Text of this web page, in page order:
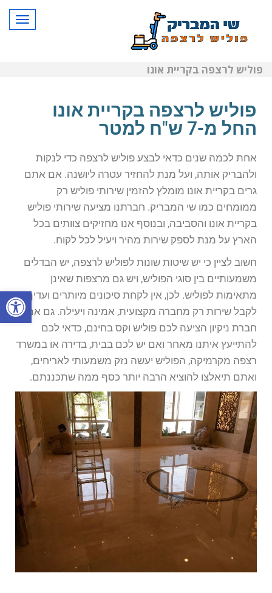
פתח
פוליש לרצפה בקריית אונו
פוליש לרצפה בקריית אונו
החל מ-7 ש"ח למטר
אחת לכמה שנים כדאי לבצע פוליש לרצפה כדי לנקות
ולהבריק אותה, ועל מנת להחזיר עטרה ליושנה. אם אתם
גרים בקריית אונו מומלץ להזמין שירותי פוליש רק
ממומחים כמו שי המבריק. חברתנו מציעה שירותי פוליש
בקריית אונו והסביבה, ובנוסף אנו מחזיקים צוותים בכל
הארץ על מנת לספק שירות מהיר ויעיל לכל לקוח.
חשוב לציין כי יש שיטות שונות לפוליש לרצפה, יש הבדלים
משמעותיים בין סוגי הפוליש, ויש גם מרצפות שאינן
מתאימות לפוליש. לכן, אין לקחת סיכונים מיותרים ועדיף
לקבל שירות רק מחברה מקצועית, אמינה ויעילה. גם אם
חברת ניקיון הציעה לכם פוליש וקס בחינם, כדאי לכם
להתייעץ איתנו מאחר ואם יש לכם בבית, בדירה או במשרד
רצפה מקרמיקה, הפוליש יעשה נזק משמעותי לאריחים,
ואתם תיאלצו להוציא הרבה יותר כסף ממה שתכננתם.